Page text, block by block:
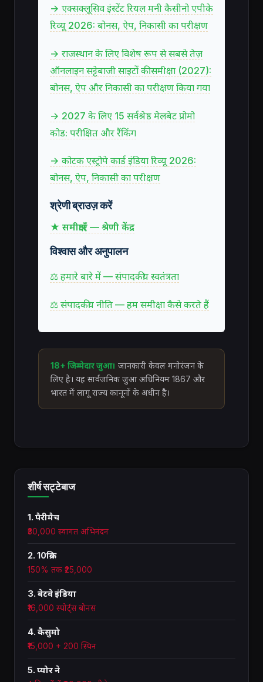
→ एक्सक्लूसिव इंस्टेंट रियल मनी कैसीनो एपीके
रिव्यू 2026: बोनस, ऐप, निकासी का परीक्षण
→ राजस्थान के लिए विशेष रूप से सबसे तेज़
ऑनलाइन सट्टेबाजी साइटों की समीक्षा (2027):
बोनस, ऐप और निकासी का परीक्षण किया गया
→ 2027 के लिए 15 सर्वश्रेष्ठ मेलबेट प्रोमो
कोड: परीक्षित और रैंकिंग
→ कोटक एस्ट्रोपे कार्ड इंडिया रिव्यू 2026:
बोनस, ऐप, निकासी का परीक्षण
श्रेणी ब्राउज़ करें
★ समीक्षाएँ — श्रेणी केंद्र
विश्वास और अनुपालन
⚖ हमारे बारे में — संपादकीय स्वतंत्रता
⚖ संपादकीय नीति — हम समीक्षा कैसे करते हैं
18+ जिम्मेदार जुआ। जानकारी केवल मनोरंजन के
लिए है। यह सार्वजनिक जुआ अधिनियम 1867 और
भारत में लागू राज्य कानूनों के अधीन है।
शीर्ष सट्टेबाज
1. पैरीमैच
₹30,000 स्वागत अभिनंदन
2. 10क्रिक
150% तक ₹25,000
3. बेटवे इंडिया
₹16,000 स्पोर्ट्स बोनस
4. कैसुमो
₹15,000 + 200 स्पिन
5. प्योर ने